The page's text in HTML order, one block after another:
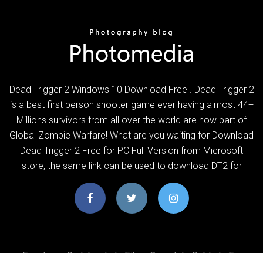
Dead Trigger 2 Windows 10 Download Free . Dead Trigger 2
is a best first person shooter game ever having almost 44+
Millions survivors from all over the world are now part of
Global Zombie Warfare! What are you waiting for Download
Dead Trigger 2 Free for PC Full Version from Microsoft
store, the same link can be used to download DT2 for